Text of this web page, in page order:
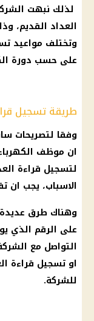
لذلك نبهت
العداد القديم،
وتختلف مواعيد
على حسب دورة
طريقة تسجيل
وفقا لتصريحات
ان موظف
لتسجيل قراءة
الاسباب، يجب ان
وهناك طرق
على الرقم الذي
التواصل مع
او تسجيل قراءة
للشركة.